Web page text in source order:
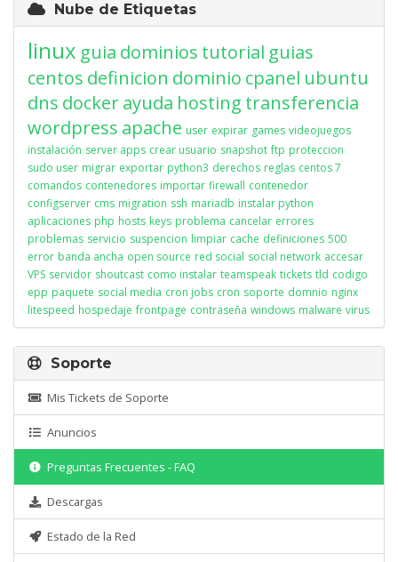
Nube de Etiquetas
linux guia dominios tutorial guias
centos definicion dominio cpanel ubuntu
dns dockerayuda hosting transferencia
wordpress apache user expirar games videojuegos
instalación server apps crear usuario snapshot ftp proteccion
sudo user migrar exportar python3 derechos reglas centos 7
comandos contenedores importar firewall contenedor
configserver cms migration ssh mariadb instalar python
aplicaciones php hosts keys problema cancelar errores
problemas servicio suspencion limpiar cache definiciones 500
error banda ancha open source red social social network accesar
VPS servidor shoutcast como instalar teamspeak tickets tld codigo
epp paquete social media cron jobs cron soporte domnio nginx
litespeed hospedaje frontpage contraseña windows malware virus
Soporte
Mis Tickets de Soporte
Anuncios
Preguntas Frecuentes - FAQ
Descargas
Estado de la Red